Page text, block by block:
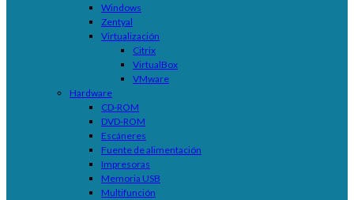
Windows
Zentyal
Virtualización
Citrix
VirtualBox
VMware
Hardware
CD-ROM
DVD-ROM
Escáneres
Fuente de alimentación
Impresoras
Memoria USB
Multifunción